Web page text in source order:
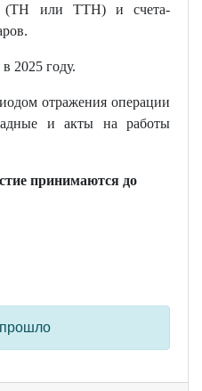
(ТН или ТТН) и счета-
2025 году.
отражения операции
и акты на работы
принимаются до